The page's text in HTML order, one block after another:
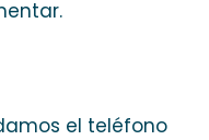
el teléfono